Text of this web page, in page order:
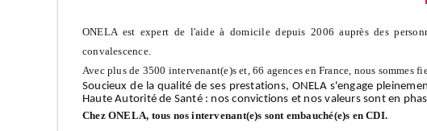
ONELA est expert de l'aide à domicile depuis 2006 auprès des
convalescence.
Avec plus de 3500 intervenant(e)s et, 66 agences en France, nous sommes
Soucieux de la qualité de ses prestations, ONELA s'engage
Haute Autorité de Santé : nos convictions et nos valeurs sont en
Chez ONELA, tous nos intervenant(e)s sont embauché(e)s en CDI.